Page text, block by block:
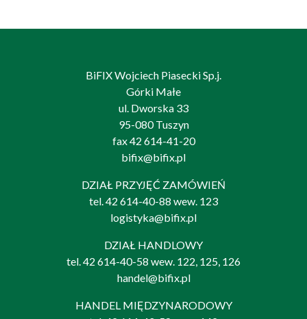
BiFIX Wojciech Piasecki Sp.j.
Górki Małe
ul. Dworska 33
95-080 Tuszyn
fax 42 614-41-20
bifix@bifix.pl
DZIAŁ PRZYJĘĆ ZAMÓWIEŃ
tel. 42 614-40-88 wew. 123
logistyka@bifix.pl
DZIAŁ HANDLOWY
tel. 42 614-40-58 wew. 122, 125, 126
handel@bifix.pl
HANDEL MIĘDZYNARODOWY